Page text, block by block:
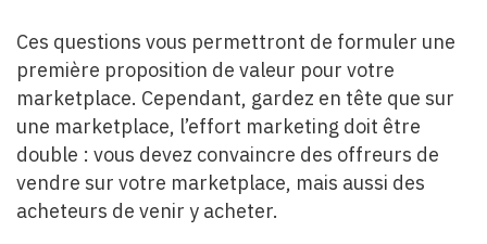
Ces questions vous permettront de formuler une
première proposition de valeur pour votre
marketplace. Cependant, gardez en tête que sur
une marketplace, l’effort marketing doit être
double : vous devez convaincre des offreurs de
vendre sur votre marketplace, mais aussi des
acheteurs de venir y acheter.